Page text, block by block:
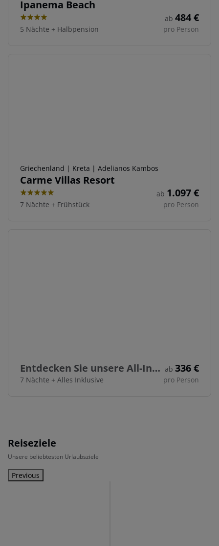
Ipanema Beach
4
5 Nächte + Halbpension
ab 484€
pro Person
Griechenland | Kreta | Adelianos Kambos
Carme Villas Resort
5
7 Nächte + Frühstück
ab 1.097€
pro Person
Entdecken Sie unsere All-Inclusive-Reisen mit Flug & Hotel
7 Nächte + Alles Inklusive
ab 336€
pro Person
Reiseziele
Unsere beliebtesten Urlaubsziele
Previous